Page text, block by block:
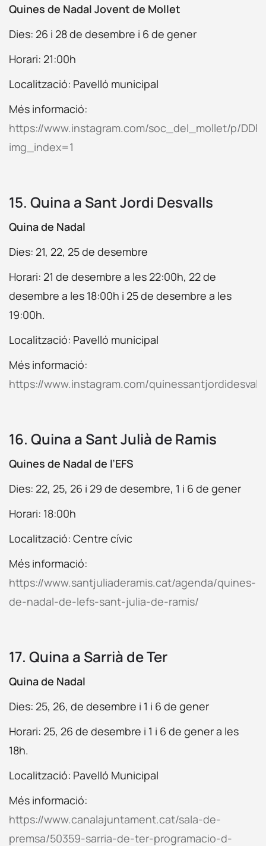
Quines de Nadal Jovent de Mollet
Dies: 26 i 28 de desembre i 6 de gener
Horari: 21:00h
Localització: Pavelló municipal
Més informació:
https://www.instagram.com/soc_del_mollet/p/
img_index=1
15. Quina a Sant Jordi Desvalls
Quina de Nadal
Dies: 21, 22, 25 de desembre
Horari: 21 de desembre a les 22:00h, 22 de
desembre a les 18:00h i 25 de desembre a les
19:00h.
Localització: Pavelló municipal
Més informació:
https://www.instagram.com/
16. Quina a Sant Julià de Ramis
Quines de Nadal de l’EFS
Dies: 22, 25, 26 i 29 de desembre, 1 i 6 de gener
Horari: 18:00h
Localització: Centre cívic
Més informació:
https://www.santjuliaderamis.cat/agenda/quines-
de-nadal-de-lefs-sant-julia-de-ramis/
17. Quina a Sarrià de Ter
Quina de Nadal
Dies: 25, 26, de desembre i 1 i 6 de gener
Horari: 25, 26 de desembre i 1 i 6 de gener a les
18h.
Localització: Pavelló Municipal
Més informació:
https://www.canalajuntament.cat/sala-de-
premsa/50359-sarria-de-ter-programacio-d-